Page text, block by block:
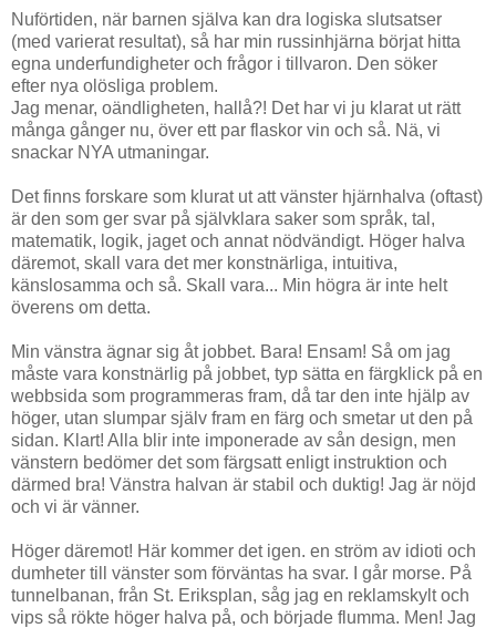
Nuförtiden, när barnen själva kan dra logiska slutsatser
(med varierat resultat), så har min russinhjärna börjat hitta
egna underfundigheter och frågor i tillvaron. Den söker
efter nya olösliga problem.
Jag menar, oändligheten, hallå?! Det har vi ju klarat ut rätt
många gånger nu, över ett par flaskor vin och så. Nä, vi
snackar NYA utmaningar.
Det finns forskare som klurat ut att vänster hjärnhalva (oftast)
är den som ger svar på självklara saker som språk, tal,
matematik, logik, jaget och annat nödvändigt. Höger halva
däremot, skall vara det mer konstnärliga, intuitiva,
känslosamma och så. Skall vara... Min högra är inte helt
överens om detta.
Min vänstra ägnar sig åt jobbet. Bara! Ensam! Så om jag
måste vara konstnärlig på jobbet, typ sätta en färgklick på en
webbsida som programmeras fram, då tar den inte hjälp av
höger, utan slumpar själv fram en färg och smetar ut den på
sidan. Klart! Alla blir inte imponerade av sån design, men
vänstern bedömer det som färgsatt enligt instruktion och
därmed bra! Vänstra halvan är stabil och duktig! Jag är nöjd
och vi är vänner.
Höger däremot! Här kommer det igen. en ström av idioti och
dumheter till vänster som förväntas ha svar. I går morse. På
tunnelbanan, från St. Eriksplan, såg jag en reklamskylt och
vips så rökte höger halva på, och började flumma. Men! Jag